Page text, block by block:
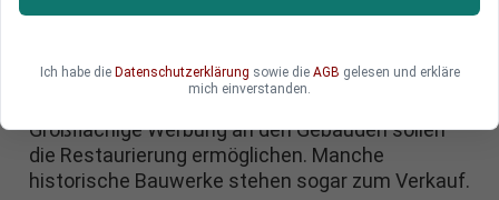
Kulturstätten zu finanzieren und restaurieren –
Großflächige Werbung an den Gebäuden sollen
die Restaurierung ermöglichen. Manche
historische Bauwerke stehen sogar zum Verkauf.
Ich habe die Datenschutzerklärung sowie die AGB gelesen und erkläre
mich einverstanden.